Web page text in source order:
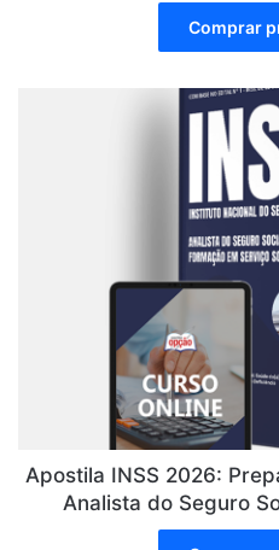
Comprar
Apostila INSS 2026:
Analista do Seguro